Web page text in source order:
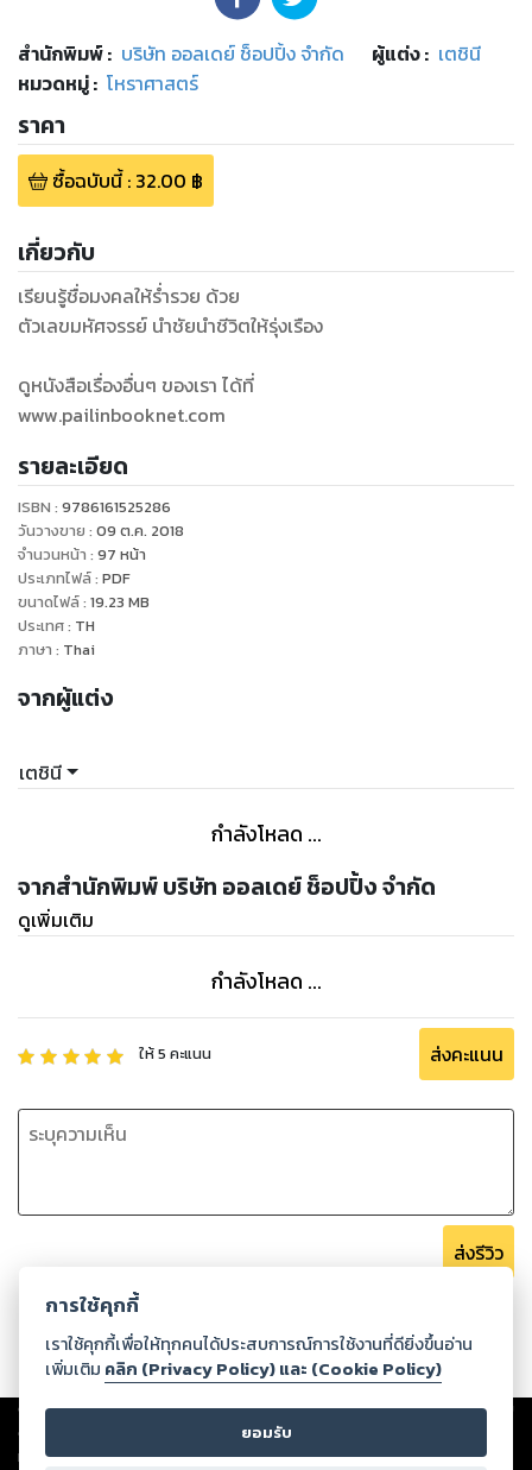
สำนักพิมพ์: บริษัท ออลเดย์ ช็อปปิ้ง จำกัด ผู้แต่ง : เตชินี
หมวดหมู่: โหราศาสตร์
ราคา
ซื้อฉบับนี้: 32.00 ฿
เกี่ยวกับ
เรียนรู้ชื่อมงคลให้ร่ำรวย ด้วย
ตัวเลขมหัศจรรย์ นำชัยนำชีวิตให้รุ่งเรือง
ดูหนังสือเรื่องอื่นๆ ของเรา ได้ที่
www.pailinbooknet.com
รายละเอียด
ISBN : 9786161525286
วันวางขาย : 09 ต.ค. 2018
จำนวนหน้า : 97 หน้า
ประเภทไฟล์: PDF
ขนาดไฟล์: 19.23 MB
ประเทศ: TH
ภาษา : Thai
จากผู้แต่ง
เตชินี
กำลังโหลด ...
จากสำนักพิมพ์ บริษัท ออลเดย์ ช็อปปิ้ง จำกัด
ดูเพิ่มเติม
กำลังโหลด ...
ให้5 คะแนน ส่งคะแนน
ส่งรีวิว
Copyright ©2026Storylog Co., Ltd. - สตอรี่ล็อกขอสงวนสิทธิ์ไม่รับผิดชอบ
ต่อผลงานหรือเนื้อหาใดที่อัปโหลดผ่านเว็บไซต์และปรากฏว่าละเมิดสิทธิใน
ทรัพย์สินทางปัญญาของบุคคลอื่นหรือขัดต่อกฎหมายและศีลธรรม ดังนั้น ผู้อ่าน
การใช้คุกกี้
เราใช้คุกกี้เพื่อให้ทุกคนได้ประสบการณ์การใช้งานที่ดียิ่งขึ้นอ่าน
เพิ่มเติม คลิก (Privacy Policy) และ (Cookie Policy)
ยอมรับ